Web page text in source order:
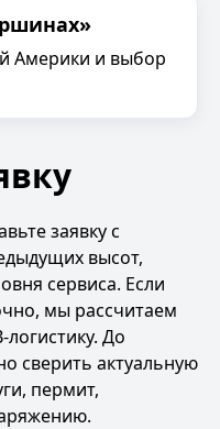
Америки и выбор
заявку с
высот,
сервиса. Если
мы рассчитаем
До
сверить актуальную
пермит,